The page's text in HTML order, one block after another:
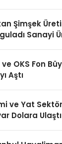
Şimşek
Sanayi
ve OKS Fon
Aştı
ve Yat
Dolara Ulaştı